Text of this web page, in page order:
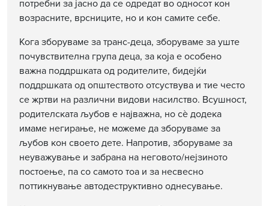
потребни за јасно да се одредат во односот кон
возрасните, врсниците, но и кон самите себе.
Кога зборуваме за транс-деца, зборуваме за уште
почувствителна група деца, за која е особено
важна поддршката од родителите, бидејќи
поддршката од општеството отсуствува и тие често
се жртви на различни видови насилство. Всушност,
родителската љубов е најважна, но сè додека
имаме негирање, не можеме да зборуваме за
љубов кон своето дете. Напротив, зборуваме за
неуважување и забрана на неговото/нејзиното
постоење, па со самото тоа и за несвесно
поттикнување автодеструктивно однесување.